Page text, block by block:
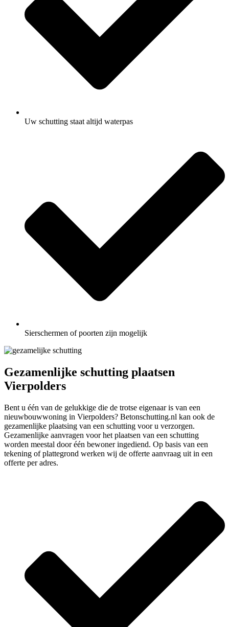
Uw schutting staat altijd waterpas
Sierschermen of poorten zijn mogelijk
Gezamenlijke schutting plaatsen
Vierpolders
Bent u één van de gelukkige die de trotse eigenaar is van een
nieuwbouwwoning in Vierpolders? Betonschutting.nl kan ook de
gezamenlijke plaatsing van een schutting voor u verzorgen.
Gezamenlijke aanvragen voor het plaatsen van een schutting
worden meestal door één bewoner ingediend. Op basis van een
tekening of plattegrond werken wij de offerte aanvraag uit in een
offerte per adres.